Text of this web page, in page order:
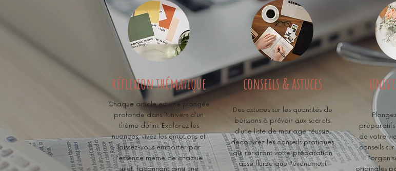
réflexion thématique
Chaque article est une plongée
profonde dans l'univers d'un
thème défini. Explorez les
nuances, vivez les émotions et
laissez-vous emporter par
l'essence même de chaque
sujet, façonnant ainsi une
conseils & astuces
Des astuces sur les quantités de
boissons à prévoir aux secrets
d'une liste de mariage réussie,
découvrez les conseils pratiques
qui rendront votre préparation
aussi fluide que l'événement
de votre
conseils
originales